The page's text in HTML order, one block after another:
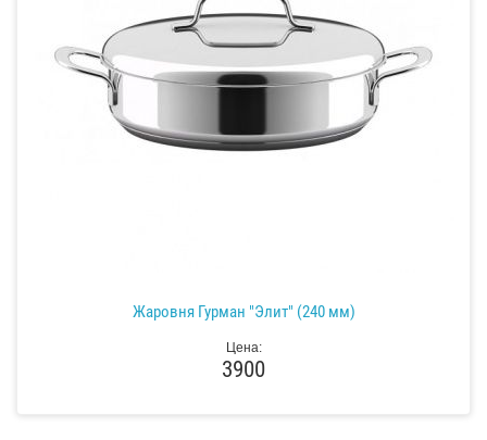
Жаровня Гурман "Элит" (240 мм)
Цена:
3900